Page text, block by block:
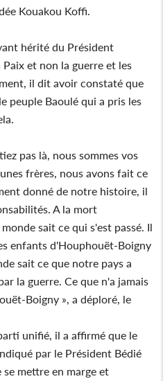
Kouakou Koffi.
hérité du Président
et non la guerre et les
il dit avoir constaté que
peuple Baoulé qui a pris les
pas là, nous sommes vos
frères, nous avons fait ce
donné de notre histoire, il
A la mort
sait ce qui s'est passé. Il
enfants d'Houphouët-Boigny
sait ce que notre pays a
la guerre. Ce que n'a jamais
Boigny », a déploré, le
unifié, il a affirmé que le
par le Président Bédié
mettre en marge et